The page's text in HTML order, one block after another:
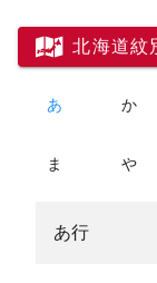
北海道紋
あ か
ま や
あ行